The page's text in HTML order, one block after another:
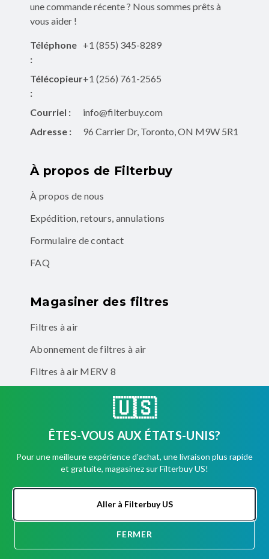
une commande récente ? Nous sommes prêts à
vous aider !
Téléphone
:
+1 (855) 345-8289
Télécopieur
:
+1 (256) 761-2565
Courriel :
info@filterbuy.com
Adresse :
96 Carrier Dr, Toronto, ON M9W 5R1
À propos de Filterbuy
À propos de nous
Expédition, retours, annulations
Formulaire de contact
FAQ
Magasiner des filtres
Filtres à air
Abonnement de filtres à air
Filtres à air MERV 8
Filtres à air MERV 11
Filtres à air MERV 13
Filtres à air éliminateurs d'odeurs
Entreprise
Comptes d'entreprise
🇺🇸
ÊTES-VOUS AUX ÉTATS-UNIS?
Pour une meilleure expérience d'achat, une livraison plus rapide
et gratuite, magasinez sur Filterbuy US!
Aller à Filterbuy US
FERMER